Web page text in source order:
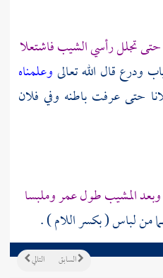
تجلل رأسي الشيب فاشتعلا
قال الله تعالىوعلمناه
حتى عرفت باطنه وفي فلان
المشيب طول عمر وملبسا
من لباس ( بكسر اللام ) .
التالي السابق